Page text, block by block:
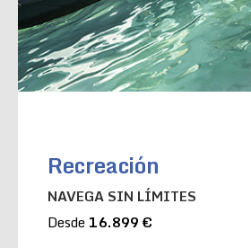
Recreación
NAVEGA SIN LÍMITES
Desde 16.899 €